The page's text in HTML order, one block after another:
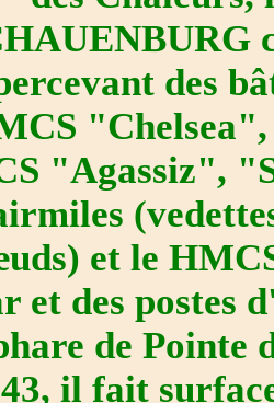
des
"Agassiz",
et le
et des postes
de Pointe
il fait